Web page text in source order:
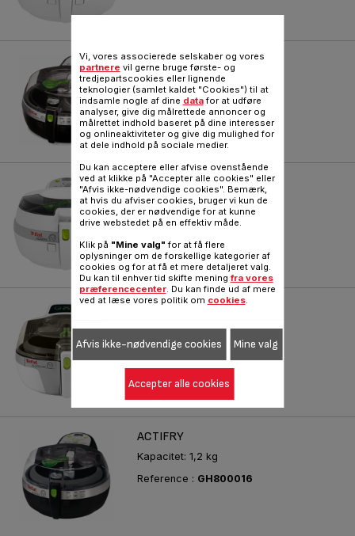
ACTIFRY
Med kun en skefuld olie
Reference :FZ700233
ACTIFRY
Reference :FZ700041
ACTIFRY FAMILY
1 skefuld olie = 1,5 kg fritter
Reference :AH900038
ACTIFRY
Kapacitet: 1,2 kg
Reference : GH800016
Vi, vores associerede selskaber og vores
partnere vil gerne bruge første- og
tredjepartscookies eller lignende
teknologier (samlet kaldet "Cookies") til at
indsamle nogle af dine datafor at udføre
analyser, give dig målrettede annoncer og
målrettet indhold baseret på dine interesser
og onlineaktiviteter og give dig mulighed for
at dele indhold på sociale medier.
Du kan acceptere eller afvise ovenstående
ved at klikke på "Accepter alle cookies" eller
"Afvis ikke-nødvendige cookies". Bemærk,
at hvis du afviser cookies, bruger vi kun de
cookies, der er nødvendige for at kunne
drive webstedet på en effektiv måde.
Klik på "Mine valg" for at få flere
oplysninger om de forskellige kategorier af
cookies og for at få et mere detaljeret valg.
Du kan til enhver tid skifte mening fra vores
præferencecenter. Du kan finde ud af mere
ved at læse vores politik om cookies.
Afvis ikke-nødvendige cookies Mine valg
Accepter alle cookies